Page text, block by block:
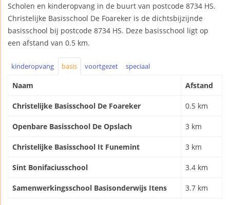
Scholen en kinderopvang in de buurt van postcode 8734 HS.
Christelijke Basisschool De Foareker is de dichtsbijzijnde
basisschool bij postcode 8734 HS. Deze basisschool ligt op
een afstand van 0.5 km.
kinderopvang basis voortgezet speciaal
Naam Afstand
Christelijke Basisschool De Foareker 0.5 km
Openbare Basisschool De Opslach 3 km
Christelijke Basisschool It Funemint 3 km
Sint Bonifaciusschool 3.4 km
Samenwerkingsschool Basisonderwijs Itens 3.7 km